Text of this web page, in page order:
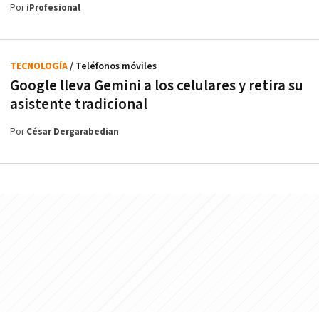
PoriProfesional
Google lleva Gemini a los celulares y retira su
asistente tradicional
TECNOLOGÍA/ Teléfonos móviles
PorCésar Dergarabedian